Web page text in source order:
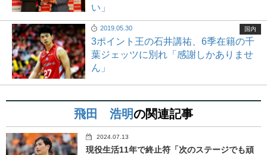
い」
2019.05.30
3ポイント王の石井講祐、6季在籍の千
葉ジェッツに別れ「感謝しかありませ
ん」
国内
飛田 浩明の関連記事
2024.07.13
現役生活11年で終止符「次のステージでも頑